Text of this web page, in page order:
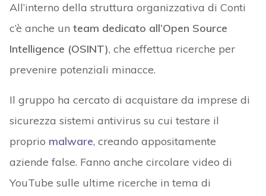
All’interno della struttura organizzativa di Conti
c’è anche un team dedicato all’Open Source
Intelligence (OSINT), che effettua ricerche per
prevenire potenziali minacce.
Il gruppo ha cercato di acquistare da imprese di
sicurezza sistemi antivirus su cui testare il
proprio malware, creando appositamente
aziende false. Fanno anche circolare video di
YouTube sulle ultime ricerche in tema di